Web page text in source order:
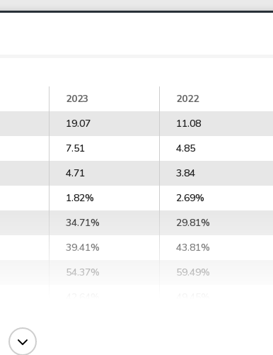
2023 2022
19.07 11.08
7.51 4.85
4.71 3.84
1.82% 2.69%
34.71% 29.81%
39.41% 43.81%
54.37% 59.49%